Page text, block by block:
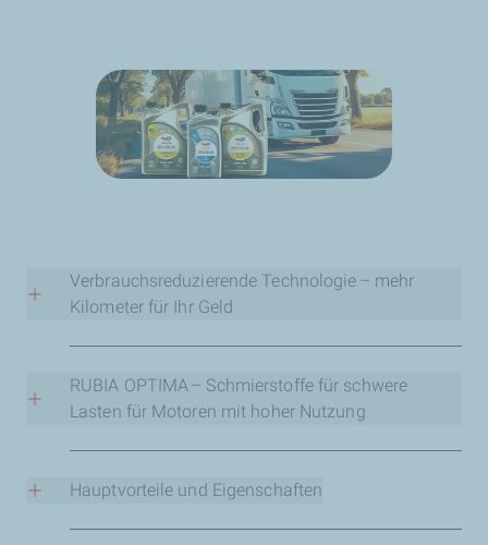
Verbrauchsreduzierende Technologie – mehr
Kilometer für Ihr Geld
Der Kraftstoffverbrauch Ihrer Nutzfahrzeugflotte kann
durch die Art des Motoröls, das Sie verwenden, erheblich
beeinflusst werden. Suchen Sie nach dem FE‑Siegel (Fuel
Economy) für RUBIA-Produkte, um Motorenöle zu finden,
die den Kraftstoffverbrauch Ihrer Flotte erheblich senken
und bis zu 1 Liter Kraftstoff pro 100 km einsparen.
RUBIA OPTIMA – Schmierstoffe für schwere
Lasten für Motoren mit hoher Nutzung
Die OPTIMA-Motorenöle von TotalEnergies sind für
Motoren mit hohem Energieverbrauch konzipiert und
erfüllen die API‑Spezifikationen CK‑4 und FA‑4 für
sauberere und kraftstoffeffizientere Fahrzeuge.
Hauptvorteile und Eigenschaften